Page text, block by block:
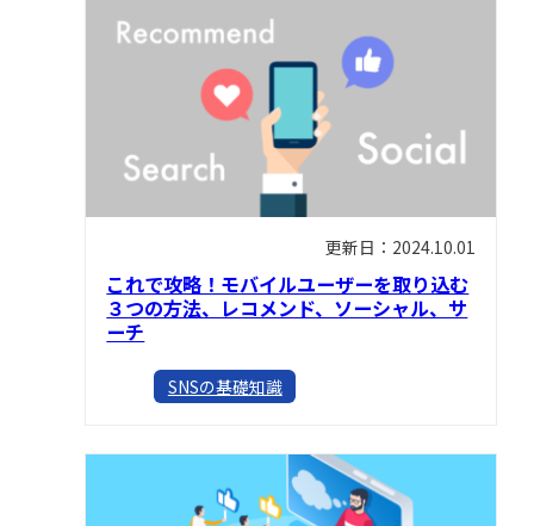
更新日：2024.10.01
これで攻略！モバイルユーザーを取り込む
３つの方法、レコメンド、ソーシャル、サ
ーチ
SNSの基礎知識